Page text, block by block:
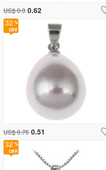
US$ 0.9 0.62
32
US$ 0.75 0.51
32